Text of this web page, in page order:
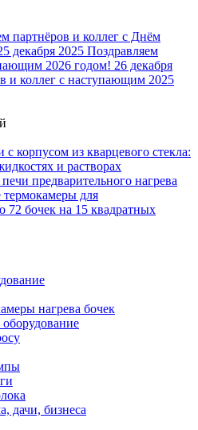
партнёров и коллег с Днём
декабря 2025 Поздравляем
2026 годом! 26 декабря
и коллег с наступающим 2025
с корпусом из кварцевого стекла:
и растворах
предварительного нагрева
термокамеры для
72 бочек на 15 квадратных
нагрева бочек
дачи, бизнеса